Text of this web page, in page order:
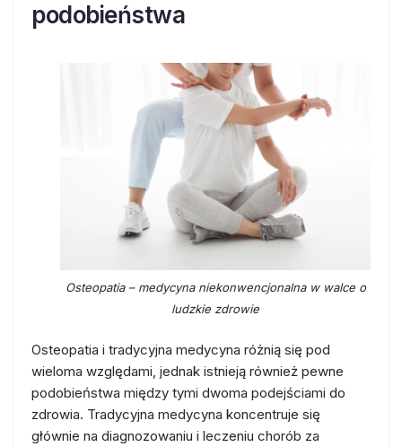
podobieństwa
Osteopatia – medycyna niekonwencjonalna w walce o
ludzkie zdrowie
Osteopatia i tradycyjna medycyna różnią się pod
wieloma względami, jednak istnieją również pewne
podobieństwa między tymi dwoma podejściami do
zdrowia. Tradycyjna medycyna koncentruje się
głównie na diagnozowaniu i leczeniu chorób za